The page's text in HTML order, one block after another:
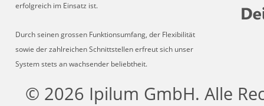
erfolgreich im Einsatz ist.
Durch seinen grossen Funktionsumfang, der Flexibilität
sowie der zahlreichen Schnittstellen erfreut sich unser
System stets an wachsender beliebtheit.
© 2026 Ipilum GmbH. Alle